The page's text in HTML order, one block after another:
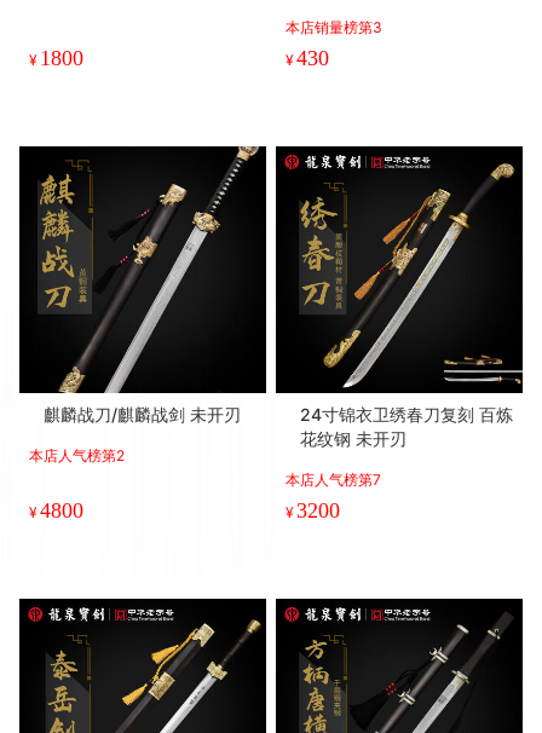
¥ 1800
本店销量榜第3
¥430
麒麟战刀/麒麟战剑 未开刃
本店人气榜第2
¥4800
24寸锦衣卫绣春刀复刻 百炼
花纹钢 未开刃
本店人气榜第7
¥3200